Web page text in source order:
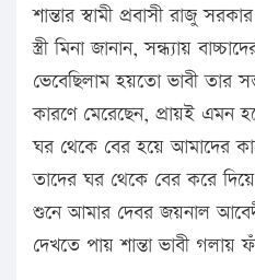
শান্তার স্বামী প্রবাসী রাজু
স্ত্রী মিনা জানান, সন্ধ্যায়
ভেবেছিলাম হয়তো ভাবী তার
কারণে মেরেছেন, প্রায়ই এমন
ঘর থেকে বের হয়ে আমাদের
তাদের ঘর থেকে বের করে
শুনে আমার দেবর জয়নাল
দেখতে পায় শান্তা ভাবী গলায়